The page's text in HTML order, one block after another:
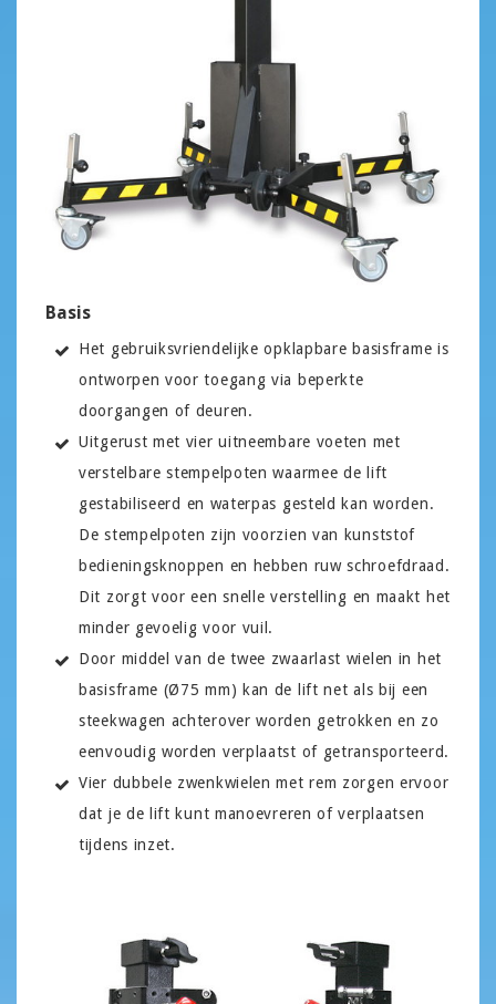
Basis
Het gebruiksvriendelijke opklapbare basisframe is
ontworpen voor toegang via beperkte
doorgangen of deuren.
Uitgerust met vier uitneembare voeten met
verstelbare stempelpoten waarmee de lift
gestabiliseerd en waterpas gesteld kan worden.
De stempelpoten zijn voorzien van kunststof
bedieningsknoppen en hebben ruw schroefdraad.
Dit zorgt voor een snelle verstelling en maakt het
minder gevoelig voor vuil.
Door middel van de twee zwaarlast wielen in het
basisframe (Ø75 mm) kan de lift net als bij een
steekwagen achterover worden getrokken en zo
eenvoudig worden verplaatst of getransporteerd.
Vier dubbele zwenkwielen met rem zorgen ervoor
dat je de lift kunt manoevreren of verplaatsen
tijdens inzet.